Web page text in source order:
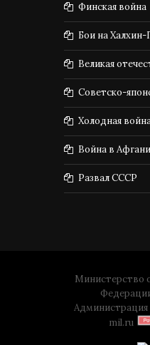
Финская война
Бои на Халхин-
Великая
Советско-
Холодная
Война в
Развал СССР
Министерство
Администрация
mil.ru